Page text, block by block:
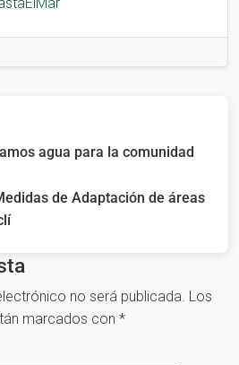
agua para la comunidad
de Adaptación de áreas
no será publicada. Los
marcados con *